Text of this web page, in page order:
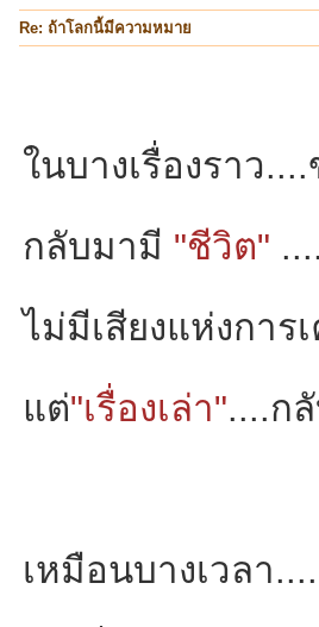
Re: ถ้าโลกนี้มีความหมาย
ในบางเรื่องราว
กลับมามี "ชีวิต"
ไม่มีเสียงแห่งกา
แต่"เรื่องเล่า"....ก
เหมือนบางเวลา